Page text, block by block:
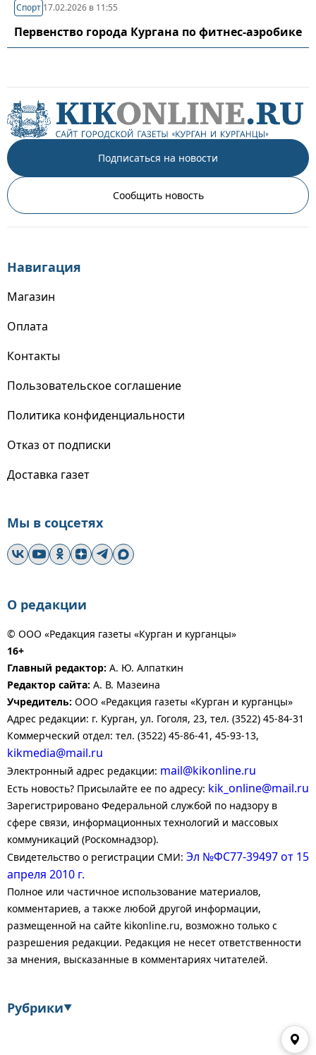
Спорт 17.02.2026 в 11:55
Первенство города Кургана по фитнес-аэробике
Подписаться на новости
Сообщить новость
Навигация
Магазин
Оплата
Контакты
Пользовательское соглашение
Политика конфиденциальности
Отказ от подписки
Доставка газет
Мы в соцсетях
О редакции
© ООО «Редакция газеты «Курган и курганцы»
16+
Главный редактор: А. Ю. Алпаткин
Редактор сайта: А. В. Мазеина
Учредитель: ООО «Редакция газеты «Курган и курганцы»
Адрес редакции: г. Курган, ул. Гоголя, 23, тел. (3522) 45-84-31
Коммерческий отдел: тел. (3522) 45-86-41, 45-93-13,
kikmedia@mail.ru
Электронный адрес редакции: mail@kikonline.ru
Есть новость? Присылайте ее по адресу: kik_online@mail.ru
Зарегистрировано Федеральной службой по надзору в
сфере связи, информационных технологий и массовых
коммуникаций (Роскомнадзор).
Свидетельство о регистрации СМИ: Эл №ФС77-39497 от 15
апреля 2010 г.
Полное или частичное использование материалов,
комментариев, а также любой другой информации,
размещенной на сайте kikonline.ru, возможно только с
разрешения редакции. Редакция не несет ответственности
за мнения, высказанные в комментариях читателей.
Рубрики▼